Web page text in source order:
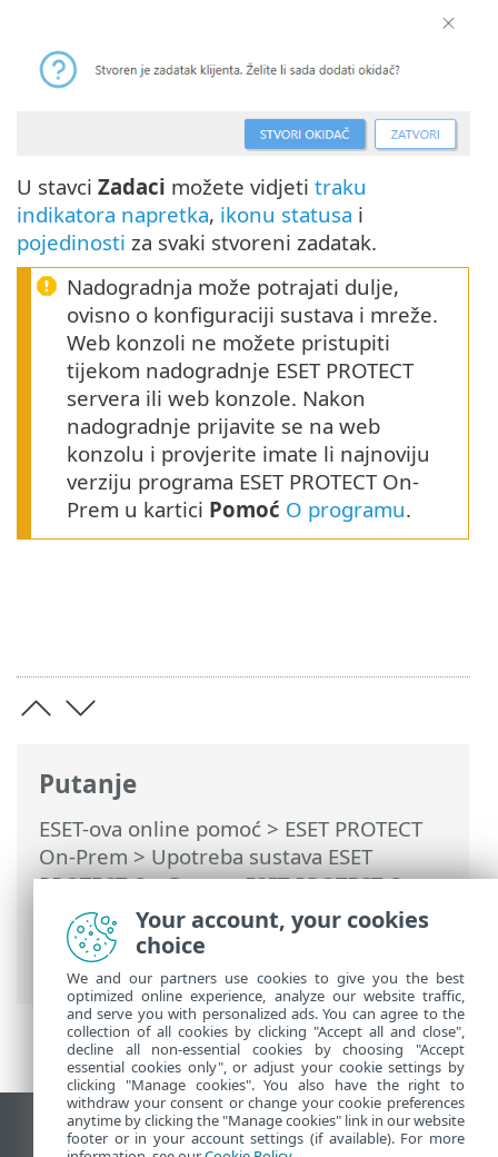
Putanje
ESET-ova online pomoć > ESET PROTECT
On-Prem > Upotreba sustava ESET
PROTECT On-Prem>ESET PROTECT On-
Prem Glavni izbornik>Zadaci>Zadaci
klijenta> Nadogradnja komponenti
programa ESET PROTECT
U stavci Zadaci možete vidjeti traku
indikatora napretka, ikonu statusa i
pojedinosti za svaki stvoreni zadatak.
Nadogradnja može potrajati dulje,
ovisno o konfiguraciji sustava i mreže.
Web konzoli ne možete pristupiti
tijekom nadogradnje ESET PROTECT
servera ili web konzole. Nakon
nadogradnje prijavite se na web
konzolu i provjerite imate li najnoviju
verziju programa ESET PROTECT On-
Prem u kartici Pomoć O programu.
Prikaži stranicu za radnu površinu
Your account, your cookies
choice
We and our partners use cookies to give you the best
optimized online experience, analyze our website traffic,
and serve you with personalized ads. You can agree to the
collection of all cookies by clicking "Accept all and close",
decline all non-essential cookies by choosing "Accept
essential cookies only", or adjust your cookie settings by
clicking "Manage cookies". You also have the right to
withdraw your consent or change your cookie preferences
anytime by clicking the "Manage cookies" link in our website
footer or in your account settings (if available). For more